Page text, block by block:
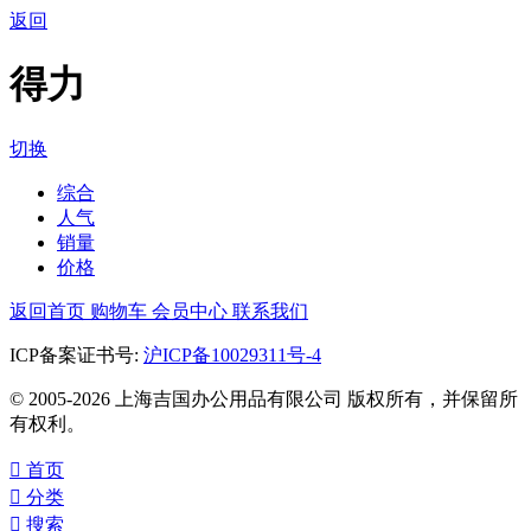
返回
得力
切换
综合
人气
销量
价格
返回首页 购物车 会员中心 联系我们
ICP备案证书号: 沪ICP备10029311号-4
© 2005-2026 上海吉国办公用品有限公司 版权所有，并保留所
有权利。
 首页
 分类
 搜索